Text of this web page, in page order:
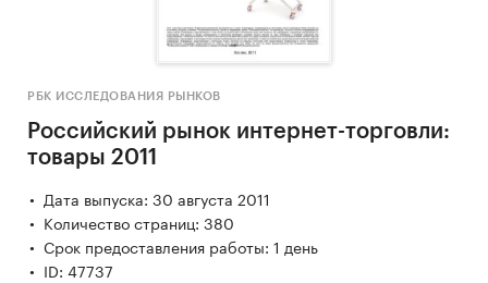
РБК ИССЛЕДОВАНИЯ РЫНКОВ
Российский рынок интернет-торговли:
товары 2011
Дата выпуска: 30 августа 2011
Количество страниц: 380
Срок предоставления работы: 1 день
ID: 47737